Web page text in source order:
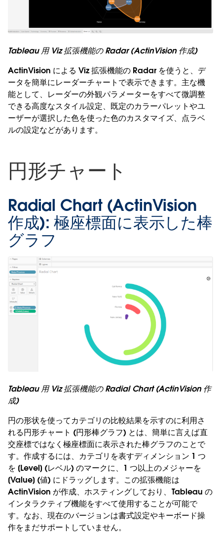
Tableau 用 Viz 拡張機能の Radar (ActinVision 作成)
ActinVision による Viz 拡張機能の Radar を使うと、デ
ータを簡単にレーダーチャートで表示できます。主な機
能として、レーダーの外観パラメーターをすべて微調整
できる高度なスタイル設定、既定のカラーパレットやユ
ーザーが選択した色を使った色のカスタマイズ、点ラベ
ルの設定などがあります。
円形チャート
Radial Chart (ActinVision
作成):極座標面に表示した棒
グラフ
Tableau 用 Viz 拡張機能の Radial Chart (ActinVision 作
成)
円の形状を使ってカテゴリの比較結果を示すのに利用さ
れる円形チャート (円形棒グラフ) とは、簡単に言えば直
交座標ではなく極座標面に表示された棒グラフのことで
す。作成するには、カテゴリを表すディメンション 1 つ
を [Level] (レベル) のマークに、1 つ以上のメジャーを
[Value] (値) にドラッグします。この拡張機能は
ActinVision が作成、ホスティングしており、Tableau の
インタラクティブ機能をすべて使用することが可能で
す。なお、現在のバージョンは書式設定やキーボード操
作をまだサポートしていません。